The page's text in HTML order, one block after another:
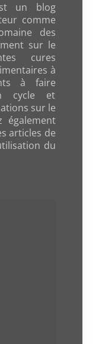
un blog
comme
des
sur le
cures
à
à faire
cycle et
sur le
également
articles de
du